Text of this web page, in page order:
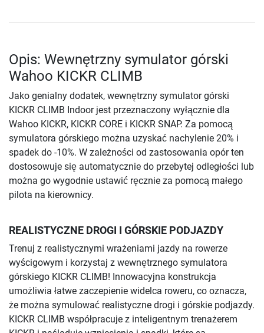
Opis: Wewnętrzny symulator górski
Wahoo KICKR CLIMB
Jako genialny dodatek, wewnętrzny symulator górski
KICKR CLIMB Indoor jest przeznaczony wyłącznie dla
Wahoo KICKR, KICKR CORE i KICKR SNAP. Za pomocą
symulatora górskiego można uzyskać nachylenie 20% i
spadek do -10%. W zależności od zastosowania opór ten
dostosowuje się automatycznie do przebytej odległości lub
można go wygodnie ustawić ręcznie za pomocą małego
pilota na kierownicy.
REALISTYCZNE DROGI I GÓRSKIE PODJAZDY
Trenuj z realistycznymi wrażeniami jazdy na rowerze
wyścigowym i korzystaj z wewnętrznego symulatora
górskiego KICKR CLIMB! Innowacyjna konstrukcja
umożliwia łatwe zaczepienie widelca roweru, co oznacza,
że można symulować realistyczne drogi i górskie podjazdy.
KICKR CLIMB współpracuje z inteligentnym trenażerem